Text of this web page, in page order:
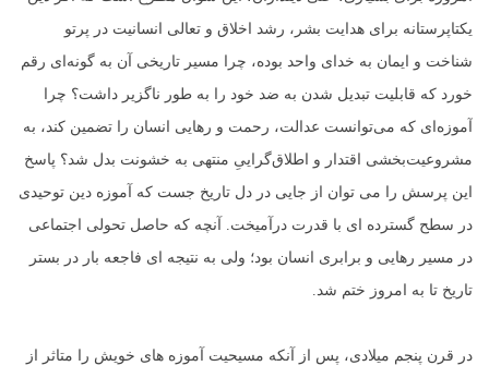
یکتاپرستانه برای هدایت بشر، رشد اخلاق و تعالی انسانیت در پرتو
شناخت و ایمان به خدای واحد بوده، چرا مسیر تاریخی آن به گونه‌ای رقم
خورد که قابلیت تبدیل شدن به ضد خود را به طور ناگزیر داشت؟ چرا
آموزه‌ای که می‌توانست عدالت، رحمت و رهایی انسان را تضمین کند، به
مشروعیت‌بخشی اقتدار و اطلاق‌گراییِ منتهی به خشونت بدل شد؟ پاسخ
این پرسش را می توان از جایی در دل تاریخ جست که آموزه دین توحیدی
در سطح گسترده ای با قدرت درآمیخت. آنچه که حاصل تحولی اجتماعی
در مسیر رهایی و برابری انسان بود؛ ولی به نتیجه ای فاجعه بار در بستر
تاریخ تا به امروز ختم شد.
در قرن پنجم میلادی، پس از آنکه مسیحیت آموزه های خویش را متاثر از